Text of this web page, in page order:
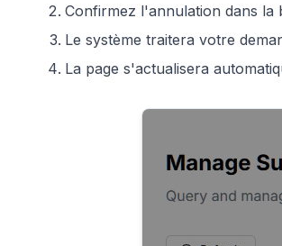
Confirmez l'annulation dans la
Le système traitera votre
La page s'actualisera